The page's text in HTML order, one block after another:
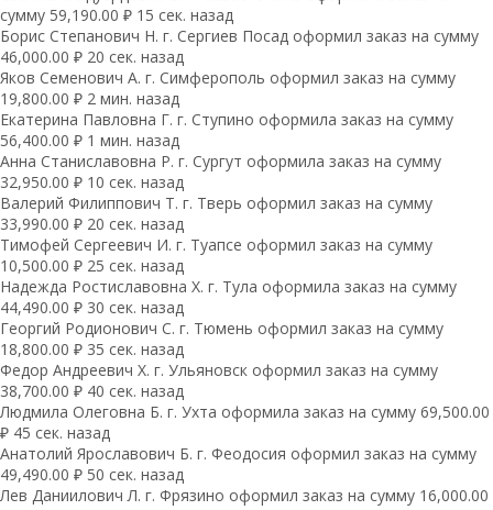
сумму 59,190.00 ₽ 15 сек. назад
Борис Степанович Н. г. Сергиев Посад оформил заказ на сумму
46,000.00 ₽ 20 сек. назад
Яков Семенович А. г. Симферополь оформил заказ на сумму
19,800.00 ₽ 2 мин. назад
Екатерина Павловна Г. г. Ступино оформила заказ на сумму
56,400.00 ₽ 1 мин. назад
Анна Станиславовна Р. г. Сургут оформила заказ на сумму
32,950.00 ₽ 10 сек. назад
Валерий Филиппович Т. г. Тверь оформил заказ на сумму
33,990.00 ₽ 20 сек. назад
Тимофей Сергеевич И. г. Туапсе оформил заказ на сумму
10,500.00 ₽ 25 сек. назад
Надежда Ростиславовна Х. г. Тула оформила заказ на сумму
44,490.00 ₽ 30 сек. назад
Георгий Родионович С. г. Тюмень оформил заказ на сумму
18,800.00 ₽ 35 сек. назад
Федор Андреевич Х. г. Ульяновск оформил заказ на сумму
38,700.00 ₽ 40 сек. назад
Людмила Олеговна Б. г. Ухта оформила заказ на сумму 69,500.00
₽ 45 сек. назад
Анатолий Ярославович Б. г. Феодосия оформил заказ на сумму
49,490.00 ₽ 50 сек. назад
Лев Даниилович Л. г. Фрязино оформил заказ на сумму 16,000.00